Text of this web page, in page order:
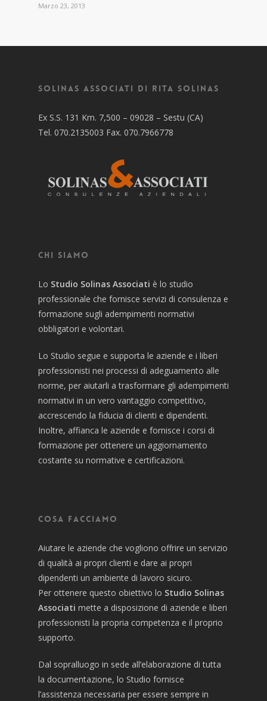
Marzo 23, 2013
Solinas Associati di Rita Solinas
Ex S.S. 131 Km. 7,500 – 09028 – Sestu (CA)
Tel. 070.2135003 Fax. 070.7966778
Chi siamo
Lo Studio Solinas Associati è lo studio
professionale che fornisce servizi di consulenza e
formazione sugli adempimenti normativi
obbligatori e volontari.
Lo Studio segue e supporta le aziende e i liberi
professionisti nei processi di adeguamento alle
norme, per aiutarli a trasformare gli adempimenti
normativi in un vero vantaggio competitivo,
accrescendo la fiducia di clienti e dipendenti.
Inoltre, affianca le aziende e fornisce i corsi di
formazione per ottenere un aggiornamento
costante su normative e certificazioni.
Cosa facciamo
Aiutare le aziende che vogliono offrire un servizio
di qualità ai propri clienti e dare ai propri
dipendenti un ambiente di lavoro sicuro.
Per ottenere questo obiettivo lo Studio Solinas
Associati mette a disposizione di aziende e liberi
professionisti la propria competenza e il proprio
supporto.
Dal sopralluogo in sede all’elaborazione di tutta
la documentazione, lo Studio fornisce
l’assistenza necessaria per essere sempre in